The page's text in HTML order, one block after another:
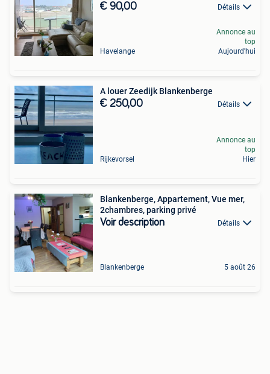
€ 90,00 Détails
Havelange
Annonce au
top
Aujourd'hui
A louer Zeedijk Blankenberge
€ 250,00 Détails
Rijkevorsel
Annonce au
top
Hier
Blankenberge, Appartement, Vue mer,
2chambres, parking privé
Voir description Détails
Blankenberge 5 août 26